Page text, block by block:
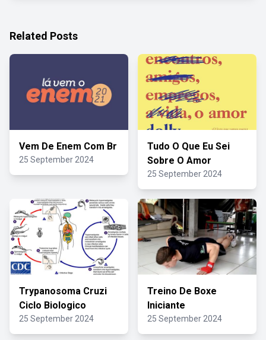
Related Posts
Vem De Enem Com Br
25 September 2024
Tudo O Que Eu Sei
Sobre O Amor
25 September 2024
Trypanosoma Cruzi
Ciclo Biologico
25 September 2024
Treino De Boxe
Iniciante
25 September 2024